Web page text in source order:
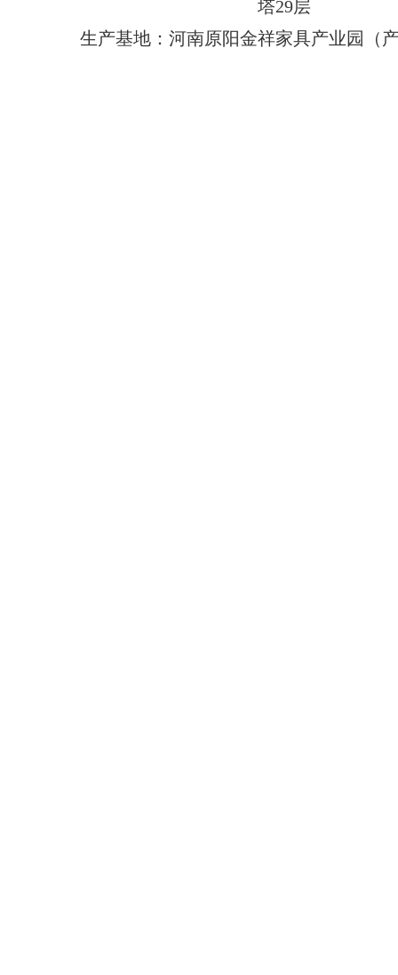
塔29层
生产基地：河南原阳金祥家具产业园（